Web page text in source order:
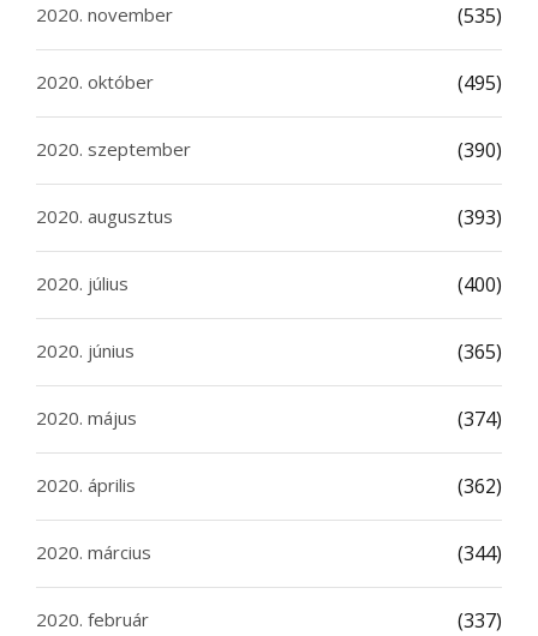
2020. november (535)
2020. október (495)
2020. szeptember (390)
2020. augusztus (393)
2020. július (400)
2020. június (365)
2020. május (374)
2020. április (362)
2020. március (344)
2020. február (337)